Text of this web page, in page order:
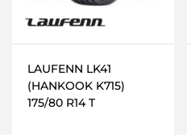
LAUFENN LK41
(HANKOOK K715)
175/80 R14 T